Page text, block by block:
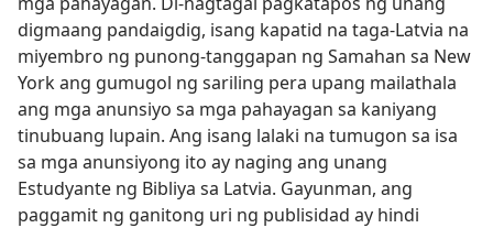
digmaang pandaigdig, isang kapatid na taga-Latvia na
miyembro ng punong-tanggapan ng Samahan sa New
York ang gumugol ng sariling pera upang mailathala
ang mga anunsiyo sa mga pahayagan sa kaniyang
tinubuang lupain. Ang isang lalaki na tumugon sa isa
sa mga anunsiyong ito ay naging ang unang
Estudyante ng Bibliya sa Latvia. Gayunman, ang
paggamit ng ganitong uri ng publisidad ay hindi